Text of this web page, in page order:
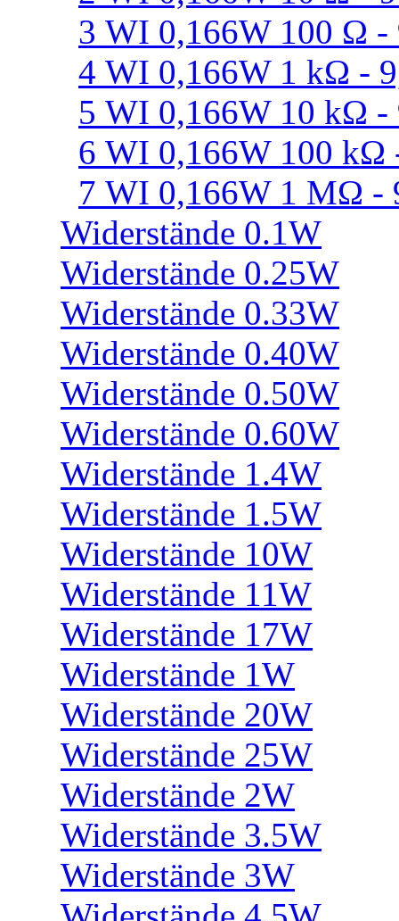
3 WI 0,166W 100 Ω
4 WI 0,166W 1 kΩ -
5 WI 0,166W 10 kΩ
6 WI 0,166W 100 kΩ
7 WI 0,166W 1 MΩ -
Widerstände 0.1W
Widerstände 0.25W
Widerstände 0.33W
Widerstände 0.40W
Widerstände 0.50W
Widerstände 0.60W
Widerstände 1.4W
Widerstände 1.5W
Widerstände 10W
Widerstände 11W
Widerstände 17W
Widerstände 1W
Widerstände 20W
Widerstände 25W
Widerstände 2W
Widerstände 3.5W
Widerstände 3W